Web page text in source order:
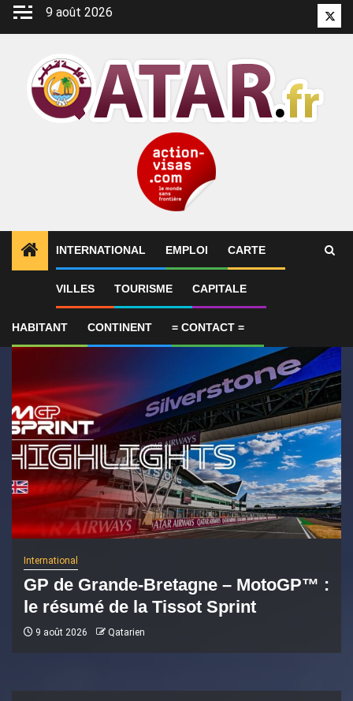
Aller
9 août 2026
INTERNATIONAL EMPLOI CARTE
VILLES TOURISME CAPITALE
HABITANT CONTINENT = CONTACT =
ALERTES INFO 1 GP de Grande-Bretagne –
International
GP de Grande-Bretagne – MotoGP™ :
le résumé de la Tissot Sprint
9 août 2026 Qatarien